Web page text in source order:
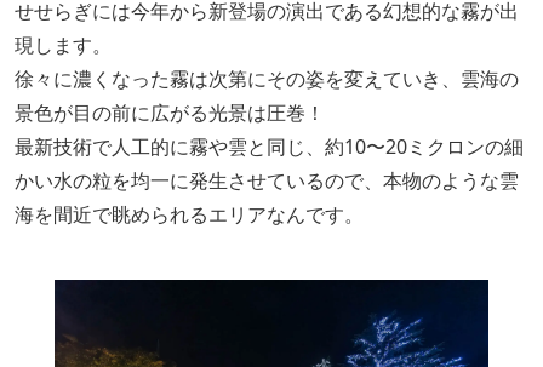
せせらぎには今年から新登場の演出である幻想的な霧が出
現します。
徐々に濃くなった霧は次第にその姿を変えていき、雲海の
景色が目の前に広がる光景は圧巻！
最新技術で人工的に霧や雲と同じ、約10〜20ミクロンの細
かい水の粒を均一に発生させているので、本物のような雲
海を間近で眺められるエリアなんです。